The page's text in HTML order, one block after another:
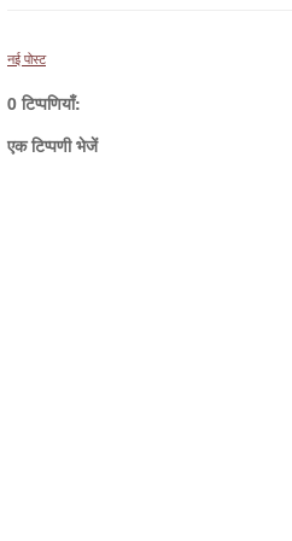
नई पोस्ट
0 टिप्पणियाँ:
एक टिप्पणी भेजें